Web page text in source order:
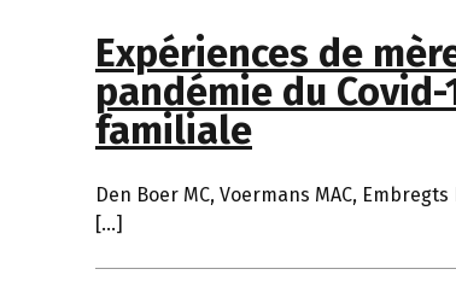
Expériences de
pandémie du
familiale
Den Boer MC, Voermans MAC, Embregts
[…]